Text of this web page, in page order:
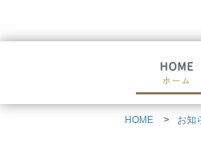
HOME
ホーム
HOME お知